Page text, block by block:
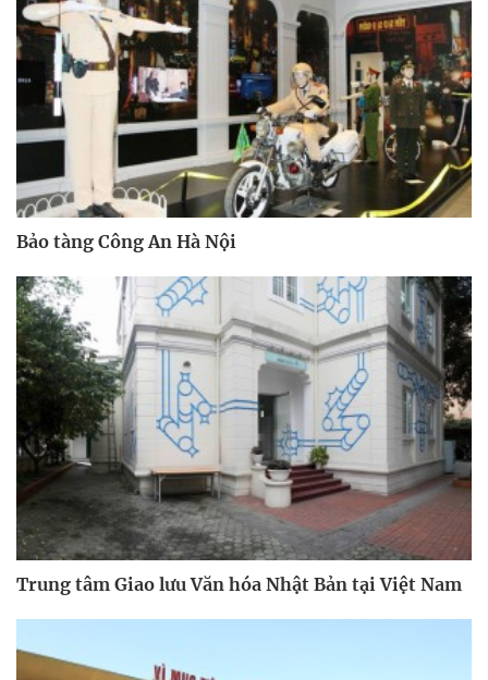
Bảo tàng Công An Hà Nội
Trung tâm Giao lưu Văn hóa Nhật Bản tại Việt Nam